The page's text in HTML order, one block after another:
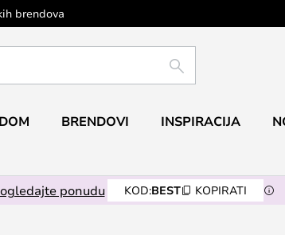
brendova
TRAŽI
BRENDOVI INSPIRACIJA
ponudu KOD:BEST KOPIRATI